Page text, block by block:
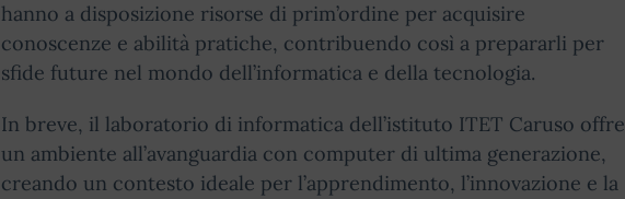
hanno a disposizione risorse di prim’ordine per acquisire
conoscenze e abilità pratiche, contribuendo così a prepararli per
sfide future nel mondo dell’informatica e della tecnologia.
In breve, il laboratorio di informatica dell’istituto ITET Caruso offre
un ambiente all’avanguardia con computer di ultima generazione,
creando un contesto ideale per l’apprendimento, l’innovazione e la